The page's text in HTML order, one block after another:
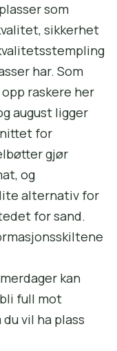
som
sikkerhet
har. Som
raskere her
august ligger
for
gjør
og
alternativ for
for sand.
kan
full mot
vil ha plass